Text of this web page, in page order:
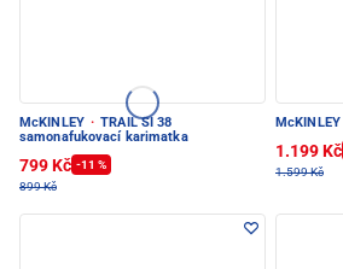
McKINLEY · TRAIL SI 38
samonafukovací karimatka
799 Kč -11 %
899 Kč
McKINLEY
1.199 Kč
1.599 Kč